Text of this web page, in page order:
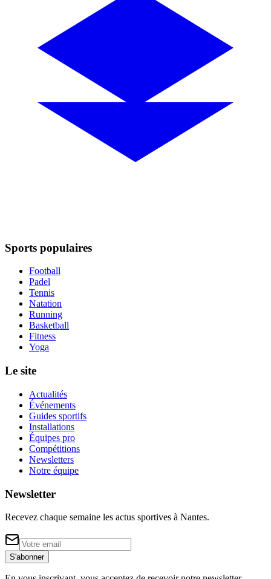
Sports populaires
Football
Padel
Tennis
Natation
Running
Basketball
Fitness
Yoga
Le site
Actualités
Événements
Guides sportifs
Installations
Équipes pro
Compétitions
Newsletters
Notre équipe
Newsletter
Recevez chaque semaine les actus sportives à Nantes.
S'abonner